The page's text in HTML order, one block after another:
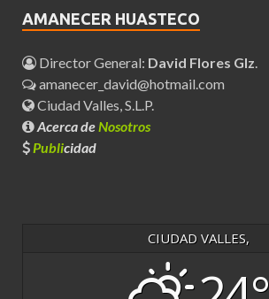
AMANECER HUASTECO
Director General: David Flores Glz
amanecer_david@hotmail.com
Ciudad Valles, S.L.P.
Acerca de Nosotros
Publicidad
CIUDAD VALLES,